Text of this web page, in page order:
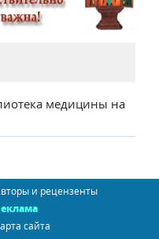
медицины на
и рецензенты
сайта